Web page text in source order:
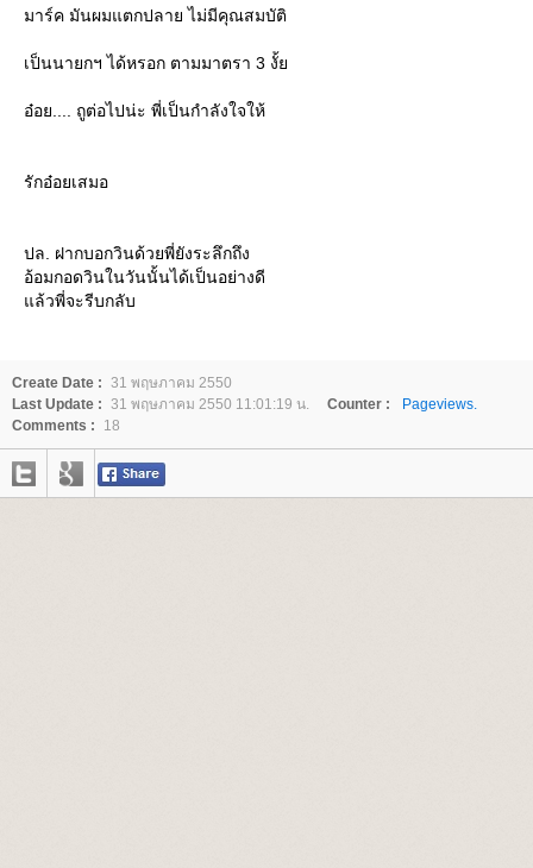
มาร์ค มันผมแตกปลาย ไม่มีคุณสมบัติ
เป็นนายกฯ ได้หรอก ตามมาตรา 3 งั้
อ๋อย.... ถูต่อไปน่ะ พี่เป็นกำลังใจให้
รักอ๋อยเสมอ
ปล. ฝากบอกวินด้วยพี่ยังระลึกถึง
อ้อมกอดวินในวันนั้นได้เป็นอย่างดี
ล้วพี่จะรีบกลับ
Create Date : 31 พฤษภาคม 2550
Last Update : 31 พฤษภาคม 2550 11:01:19 น. Counter :
Pageviews.
Comments :
18